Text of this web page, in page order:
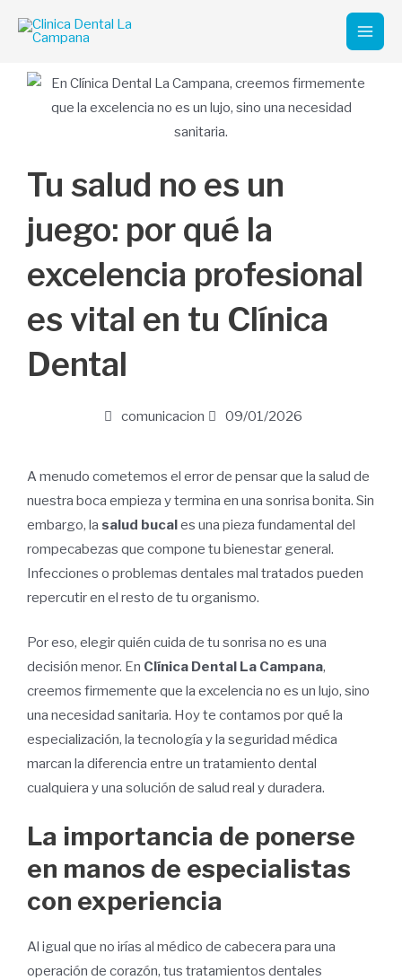
Main
Tu salud no es un
juego: por qué la
excelencia profesional
es vital en tu Clínica
Dental
comunicacion 09/01/2026
A menudo cometemos el error de pensar que la salud de
nuestra boca empieza y termina en una sonrisa bonita. Sin
embargo, la salud bucales una pieza fundamental del
rompecabezas que compone tu bienestar general.
Infecciones o problemas dentales mal tratados pueden
repercutir en el resto de tu organismo.
Por eso, elegir quién cuida de tu sonrisa no es una
decisión menor. En Clínica Dental La Campana,
creemos firmemente que la excelencia no es un lujo, sino
una necesidad sanitaria. Hoy te contamos por qué la
especialización, la tecnología y la seguridad médica
marcan la diferencia entre un tratamiento dental
cualquiera y una solución de salud real y duradera.
La importancia de ponerse
en manos de especialistas
con experiencia
Al igual que no irías al médico de cabecera para una
operación de corazón, tus tratamientos dentales